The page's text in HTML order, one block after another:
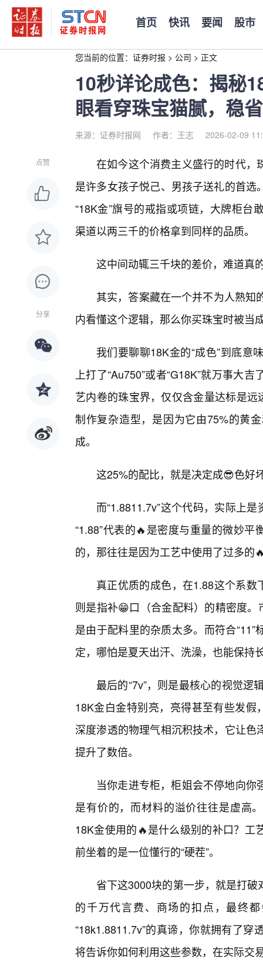
首页 快讯 要闻 股市
您当前的位置： 证券时报 > 公司 > 正文
10秒详论成色：揭秘
眼看穿珠宝猫腻，稳
来源：证券时报网 作者：王志 2026-02-09
点赞
分享
在如今这个消费主义盛行的时代，
是许多女孩子悦己、男孩子送礼的首
“18K金”旗号的戒指或项链，大牌柜台
渠道以两三千的价格拿到同样的品质。
这中间动辄三千块的差价，难道真
其实，答案藏在一个并不为人熟
内看懂这个逻辑，那么你买珠宝时被当
我们要聊聊18K金的“成色”到底意
上打了“Au750”或者“G18K”就万事大
艺内卷的珠宝界，仅仅含金量达标是
制作复杂造型，是因为它由75%的黄
成。
这25%的配比，就是决定成😎色好
而“1.8811.7v”这个代码，实际上
“1.88”代表的🔥是密度与重量的微妙
的，那往往是因为工艺中使用了过多的
真正优质的成色，在1.88这个系数
则是指补😁口（合金配料）的精密度
是由于配料里的杂质太多。而符合
定，哪怕是夏天出汗、洗澡，也能保持
最后的“7v”，则是最核心的视觉
18K金白金特别亮，亮得甚至有些发假
深度渗透的物理气相沉积技术，它让
提升了数倍。
当你走进专柜，柜姐会不停地向
是有价的，而材料的溢价往往是虚高
18K金使用的🔥是什么级别的补口？工
前坐着的是一位懂行的“硬茬”。
省下这3000块的第一步，就是打
的千万代言费、商场的扣点，最终
“18k1.8811.7v”的真谛，你就拥有了
将告诉你如何利用这些参数，在实际交